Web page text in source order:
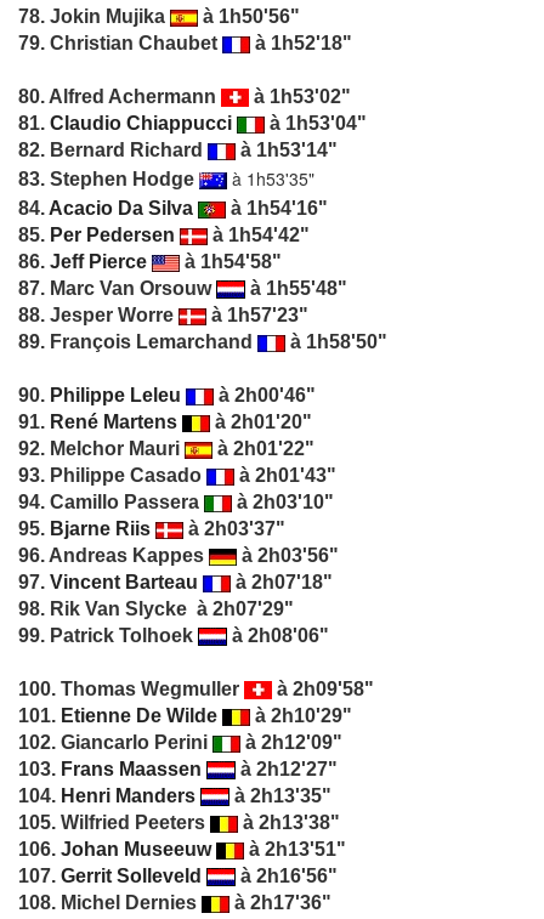
78. Jokin Mujika
à 1h50'56"
79. Christian Chaubet
à 1h52'18"
80. Alfred Achermann
à 1h53'02"
81. Claudio Chiappucci
à 1h53'04"
82. Bernard Richard
à 1h53'14"
83. Stephen Hodge
à 1h53'35"
84. Acacio Da Silva
à 1h54'16"
85. Per Pedersen
à 1h54'42"
86. Jeff Pierce
à 1h54'58"
87. Marc Van Orsouw
à 1h55'48"
88. Jesper Worre
à 1h57'23"
89. François Lemarchand
à 1h58'50"
90. Philippe Leleu
à 2h00'46"
91. René Martens
à 2h01'20"
92. Melchor Mauri
à 2h01'22"
93. Philippe Casado
à 2h01'43"
94. Camillo Passera
à 2h03'10"
95. Bjarne Riis
à 2h03'37"
96. Andreas Kappes
à 2h03'56"
97. Vincent Barteau
à 2h07'18"
98. Rik Van Slycke à 2h07'29"
99. Patrick Tolhoek
à 2h08'06"
100. Thomas Wegmuller
à 2h09'58"
101. Etienne De Wilde
à 2h10'29"
102. Giancarlo Perini
à 2h12'09"
103. Frans Maassen
à 2h12'27"
104. Henri Manders
à 2h13'35"
105. Wilfried Peeters
à 2h13'38"
106. Johan Museeuw
à 2h13'51"
107. Gerrit Solleveld
à 2h16'56"
108. Michel Dernies
à 2h17'36"